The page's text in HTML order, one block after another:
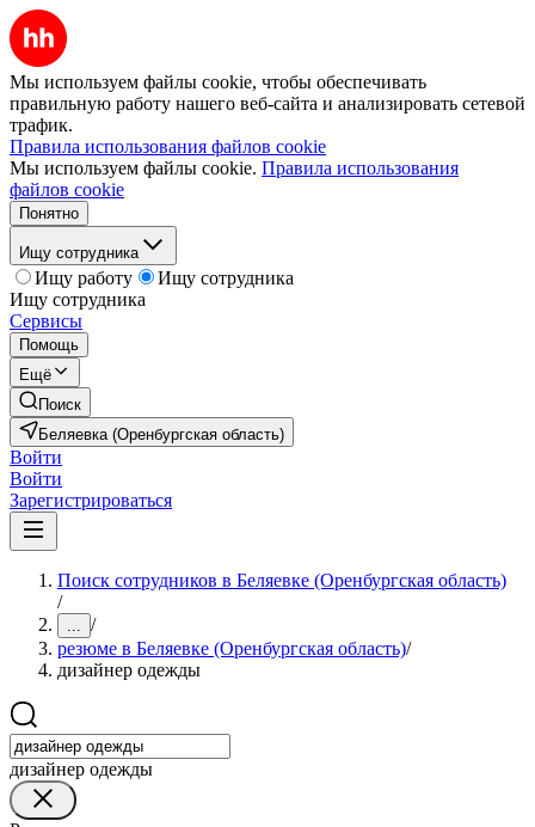
Мы используем файлы cookie, чтобы обеспечивать
правильную работу нашего веб-сайта и анализировать сетевой
трафик.
Правила использования файлов cookie
Мы используем файлы cookie. Правила использования
файлов cookie
Понятно
Ищу сотрудника
Ищу работу
Ищу сотрудника
Ищу сотрудника
Сервисы
Помощь
Ещё
Поиск
Беляевка (Оренбургская область)
Войти
Войти
Зарегистрироваться
Поиск сотрудников в Беляевке (Оренбургская область)
/
... /
резюме в Беляевке (Оренбургская область)/
дизайнер одежды
дизайнер одежды